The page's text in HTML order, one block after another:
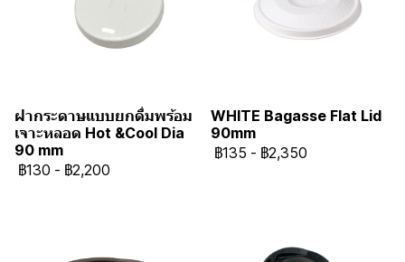
ฝากระดาษแบบยกดื่มพร้อม
เจาะหลอด Hot &Cool Dia
90 mm
฿130 - ฿2,200
WHITE Bagasse Flat Lid
90mm
฿135 - ฿2,350